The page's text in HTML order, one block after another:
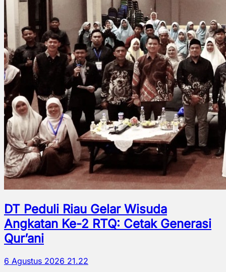
DT Peduli Riau Gelar Wisuda
Angkatan Ke-2 RTQ: Cetak Generasi
Qur’ani
6 Agustus 2026 21.22